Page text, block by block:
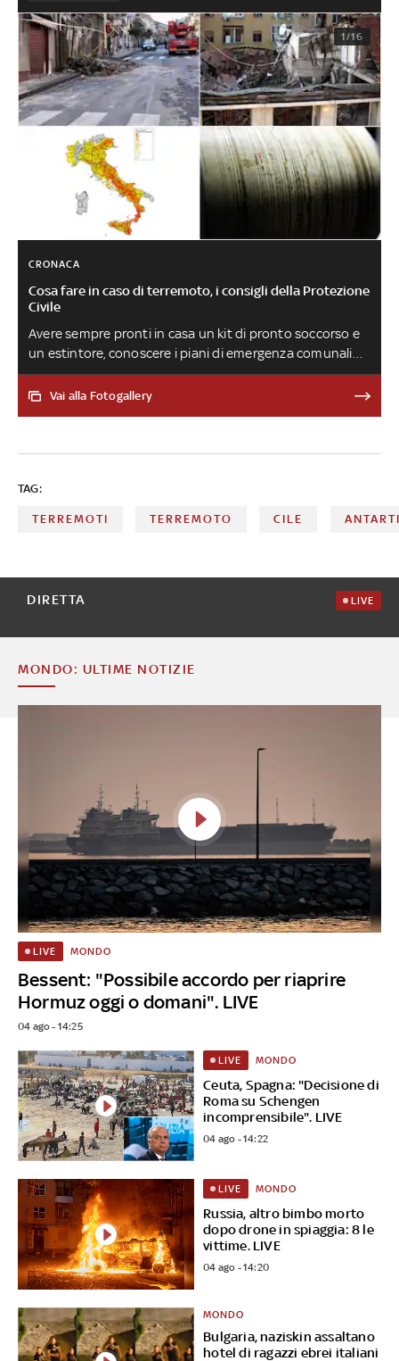
1/16
CRONACA
Cosa fare in caso di terremoto, i consigli della Protezione
Civile
Avere sempre pronti in casa un kit di pronto soccorso e
un estintore, conoscere i piani di emergenza comunali
ed evitare di fuggire utilizzando scale e ascensori. Dalle
regole per la propria sicurezza a quelle per non intralciare
Vai alla Fotogallery
TAG:
TERREMOTI TERREMOTO CILE
DIRETTA LIVE
MONDO: ULTIME NOTIZIE
Bessent: "Possibile accordo per riaprire
Hormuz oggi o domani". LIVE
LIVE MONDO
04 ago - 14:25
Ceuta, Spagna: "Decisione di
Roma su Schengen
incomprensibile". LIVE
LIVE MONDO
04 ago - 14:22
Russia, altro bimbo morto
dopo drone in spiaggia: 8 le
vittime. LIVE
LIVE MONDO
04 ago - 14:20
Bulgaria, naziskin assaltano
hotel di ragazzi ebrei italiani
MONDO